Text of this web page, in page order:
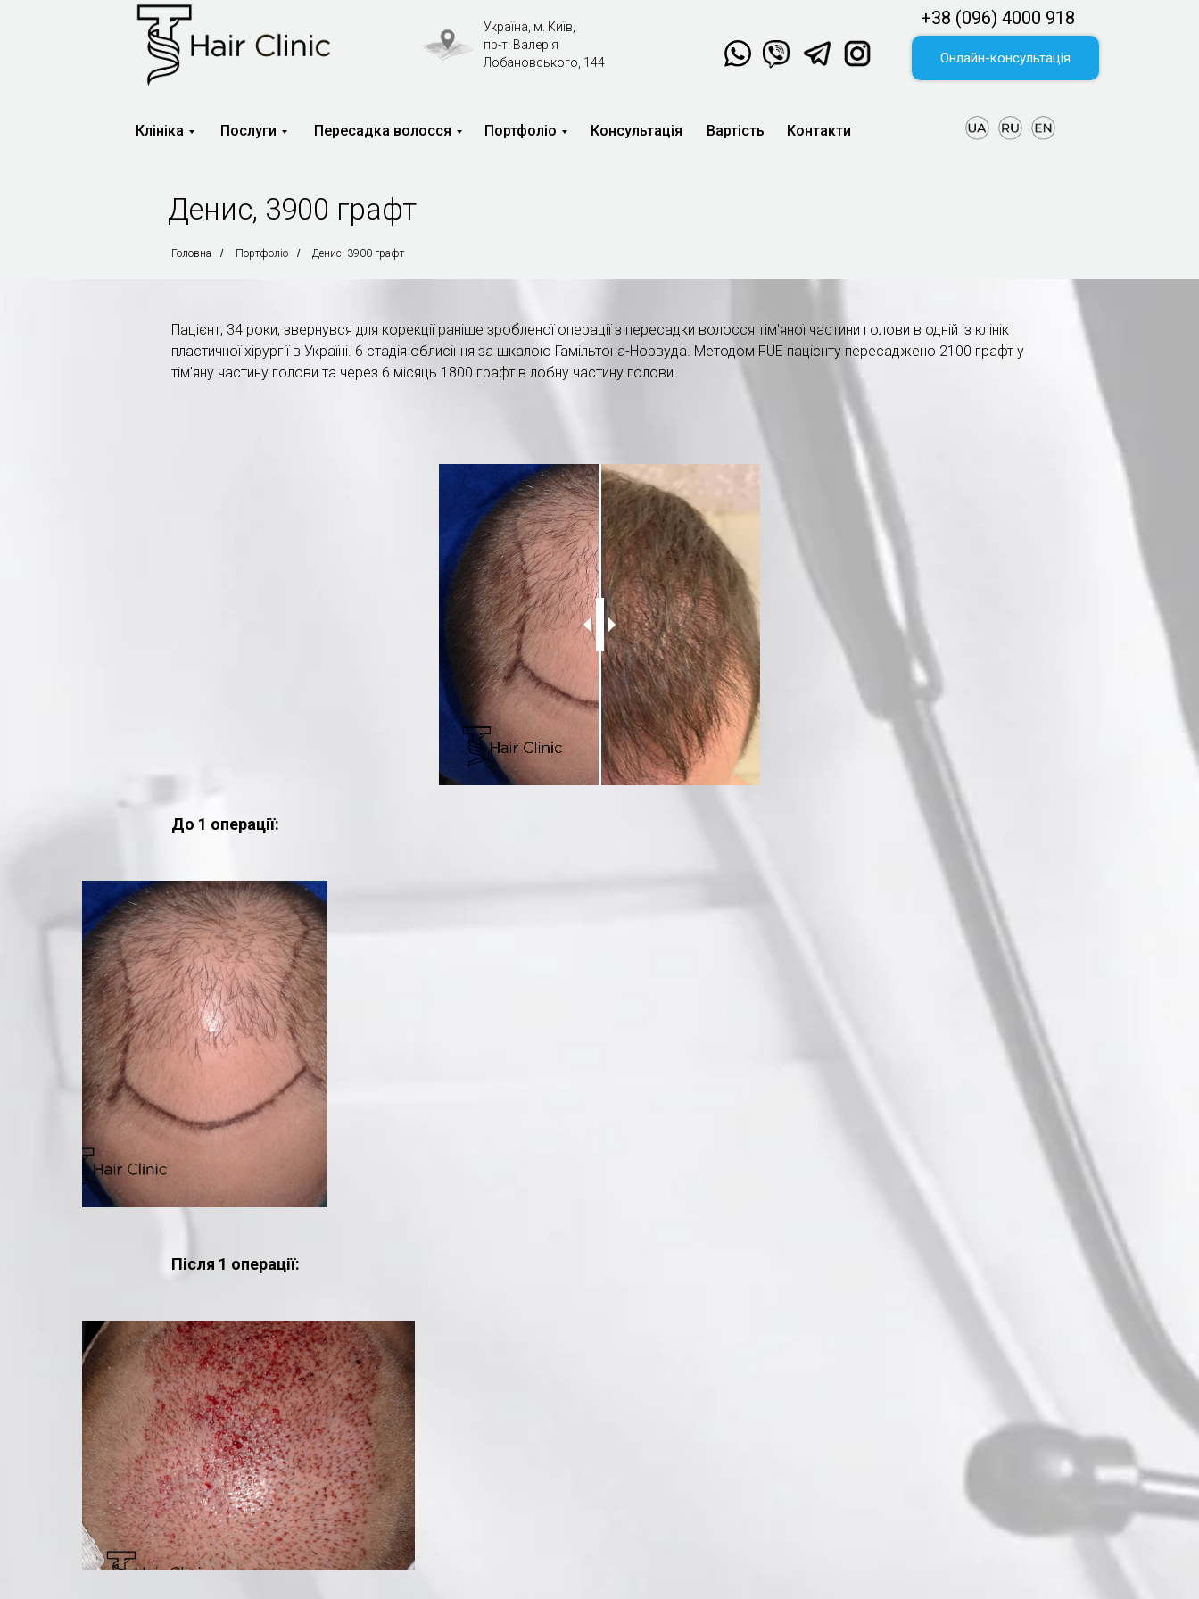
+38 (096) 4000 918
Україна, м. Київ,
пр-т. Валерія
Лобановського, 144
Онлайн-консультація
Клініка Послуги Консультація
Пересадка волосся Портфоліо Вартість Контакти
Денис, 3900 графт
Головна / Портфоліо / Денис, 3900 графт
Пацієнт, 34 роки, звернувся для корекції раніше зробленої операції з пересадки волосся тім'яної частини голови в одній із клінік
пластичної хірургії в Україні. 6 стадія облисіння за шкалою Гамільтона-Норвуда. Методом FUE пацієнту пересаджено 2100 графт у
тім'яну частину голови та через 6 місяць 1800 графт в лобну частину голови.
До 1 операції:
Після 1 операції: